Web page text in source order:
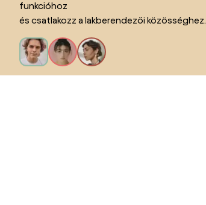
funkcióhoz
és csatlakozz a lakberendezői közösséghez.